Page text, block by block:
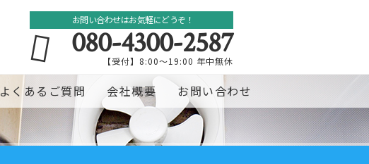
お問い合わせはお気軽にどうぞ！
080-4300-2587
【受付】8:00～19:00 年中無休
よくあるご質問 会社概要 お問い合わせ